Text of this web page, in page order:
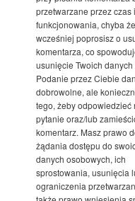
przetwarzane przez czas
funkcjonowania, chyba że
wcześniej poprosisz o
komentarza, co
usunięcie Twoich danych
Podanie przez Ciebie
dobrowolne, ale
tego, żeby odpowiedzieć
pytanie oraz/lub
komentarz. Masz prawo
żądania dostępu do
danych osobowych, ich
sprostowania, usunięcia
ograniczenia